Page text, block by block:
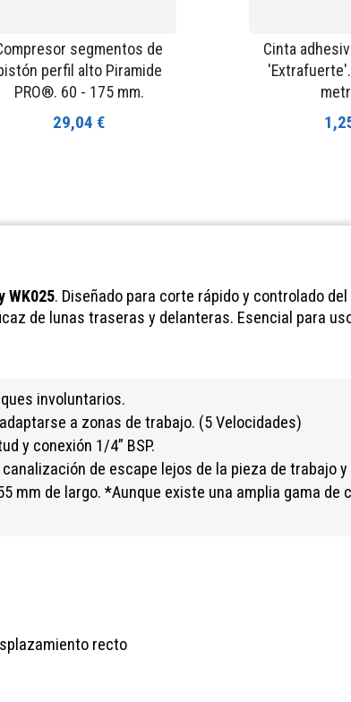
segmentos de
perfil alto Piramide
PRO®. 60 - 175 mm.
29,04 €
Cinta
WK025. Diseñado para corte rápido y controlado
de lunas traseras y delanteras. Esencial para
involuntarios.
a zonas de trabajo. (5 Velocidades)
y conexión 1/4” BSP.
de escape lejos de la pieza de trabajo
mm de largo. *Aunque existe una amplia gama de
recto